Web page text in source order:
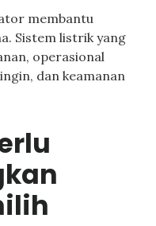
membantu
Sistem listrik yang
operasional
dan keamanan